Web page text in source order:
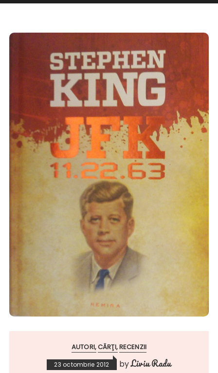
AUTORI CĂRŢI RECENZII
23 octombrie 2012 byLiviu Radu